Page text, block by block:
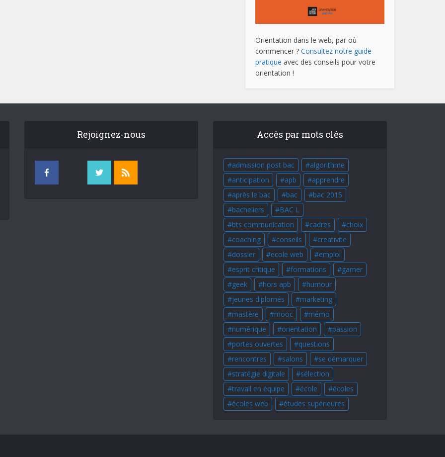
Orientation dans le web, par où
commencer ? Consultez notre guide
pratique avec des conseils pour votre
orientation !
Rejoignez-nous Accès par mots clés
admission post bac
algorithme
anticipation
apb
apprendre
après le bac
bac
bac 2015
bacheliers
BAC L
bts communication
cadres
choix
coaching
conseils
creativite
dossier
ecole web
emploi
esprit critique
formations
gamer
geek
hors apb
humour
jeunes diplomés
marketing
mastère
mooc
mémo
numérique
orientation
passion
portes ouvertes
questions
rencontres
salons
se démarquer
stratégie digitale
sélection
travail en équipe
école
écoles
écoles web
études supérieures